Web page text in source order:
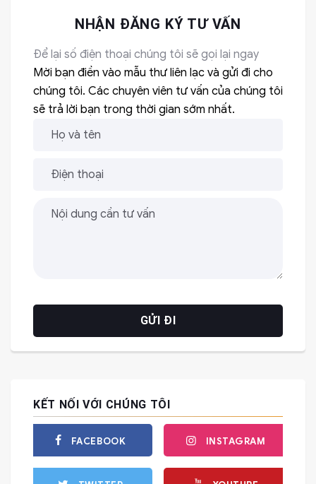
NHẬN ĐĂNG KÝ TƯ VẤN
Để lại số điện thoại chúng tôi sẽ gọi lại ngay
Mời bạn điền vào mẫu thư liên lạc và gửi đi cho
chúng tôi. Các chuyên viên tư vấn của chúng tôi
sẽ trả lời bạn trong thời gian sớm nhất.
KẾT NỐI VỚI CHÚNG TÔI
FACEBOOK INSTAGRAM